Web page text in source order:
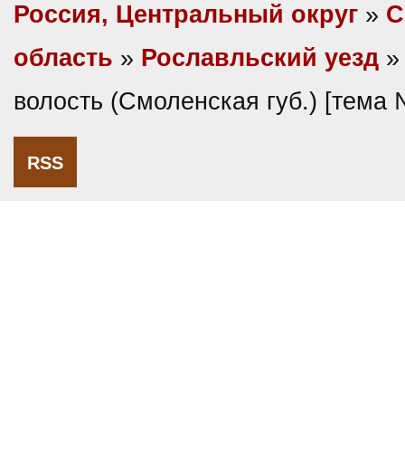
Россия, Центральный округ »
область » Рославльский уезд
волость (Смоленская губ.)
RSS